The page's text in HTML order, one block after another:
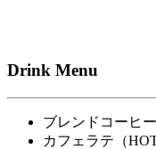
Drink Menu
ブレンドコーヒー
カフェラテ（